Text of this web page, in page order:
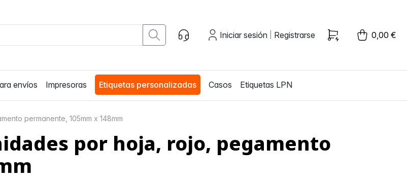
Iniciar sesión Registrarse 0,00 €
envíos Impresoras Etiquetas personalizadas Casos Etiquetas LPN
permanente, 105mm x 148mm
por hoja, rojo, pegamento